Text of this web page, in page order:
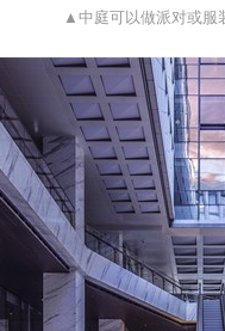
▲中庭可以做派对或服